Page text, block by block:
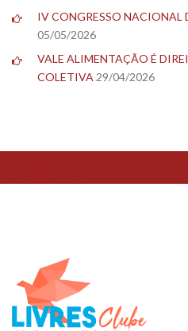
IV CONGRESSO NACIONAL
05/05/2026
VALE ALIMENTAÇÃO É
COLETIVA 29/04/2026
TESTE